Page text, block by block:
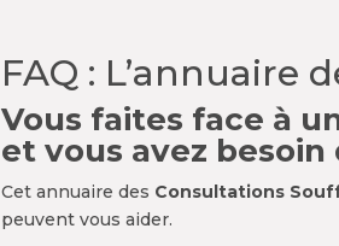
FAQ : L’annuaire
Vous faites face à
et vous avez besoin
Cet annuaire des Consultations
peuvent vous aider.